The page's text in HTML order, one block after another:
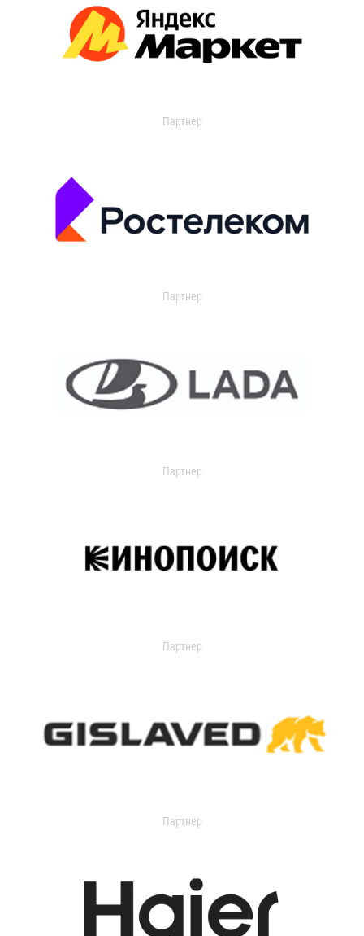
Партнер
Партнер
Партнер
Партнер
Партнер